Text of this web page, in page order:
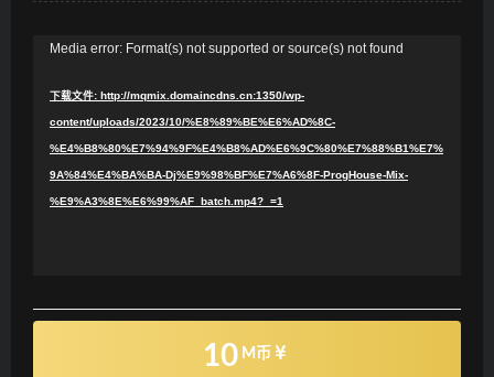
Media error: Format(s) not supported or source(s) not found
下载文件: http://mqmix.domaincdns.cn:1350/wp-
content/uploads/2023/10/%E8%89%BE%E6%AD%8C-
%E4%B8%80%E7%94%9F%E4%B8%AD%E6%9C%80%E7%88%B1%E7%
9A%84%E4%BA%BA-Dj%E9%98%BF%E7%A6%8F-ProgHouse-Mix-
%E9%A3%8E%E6%99%AF_batch.mp4?_=1
10 M币